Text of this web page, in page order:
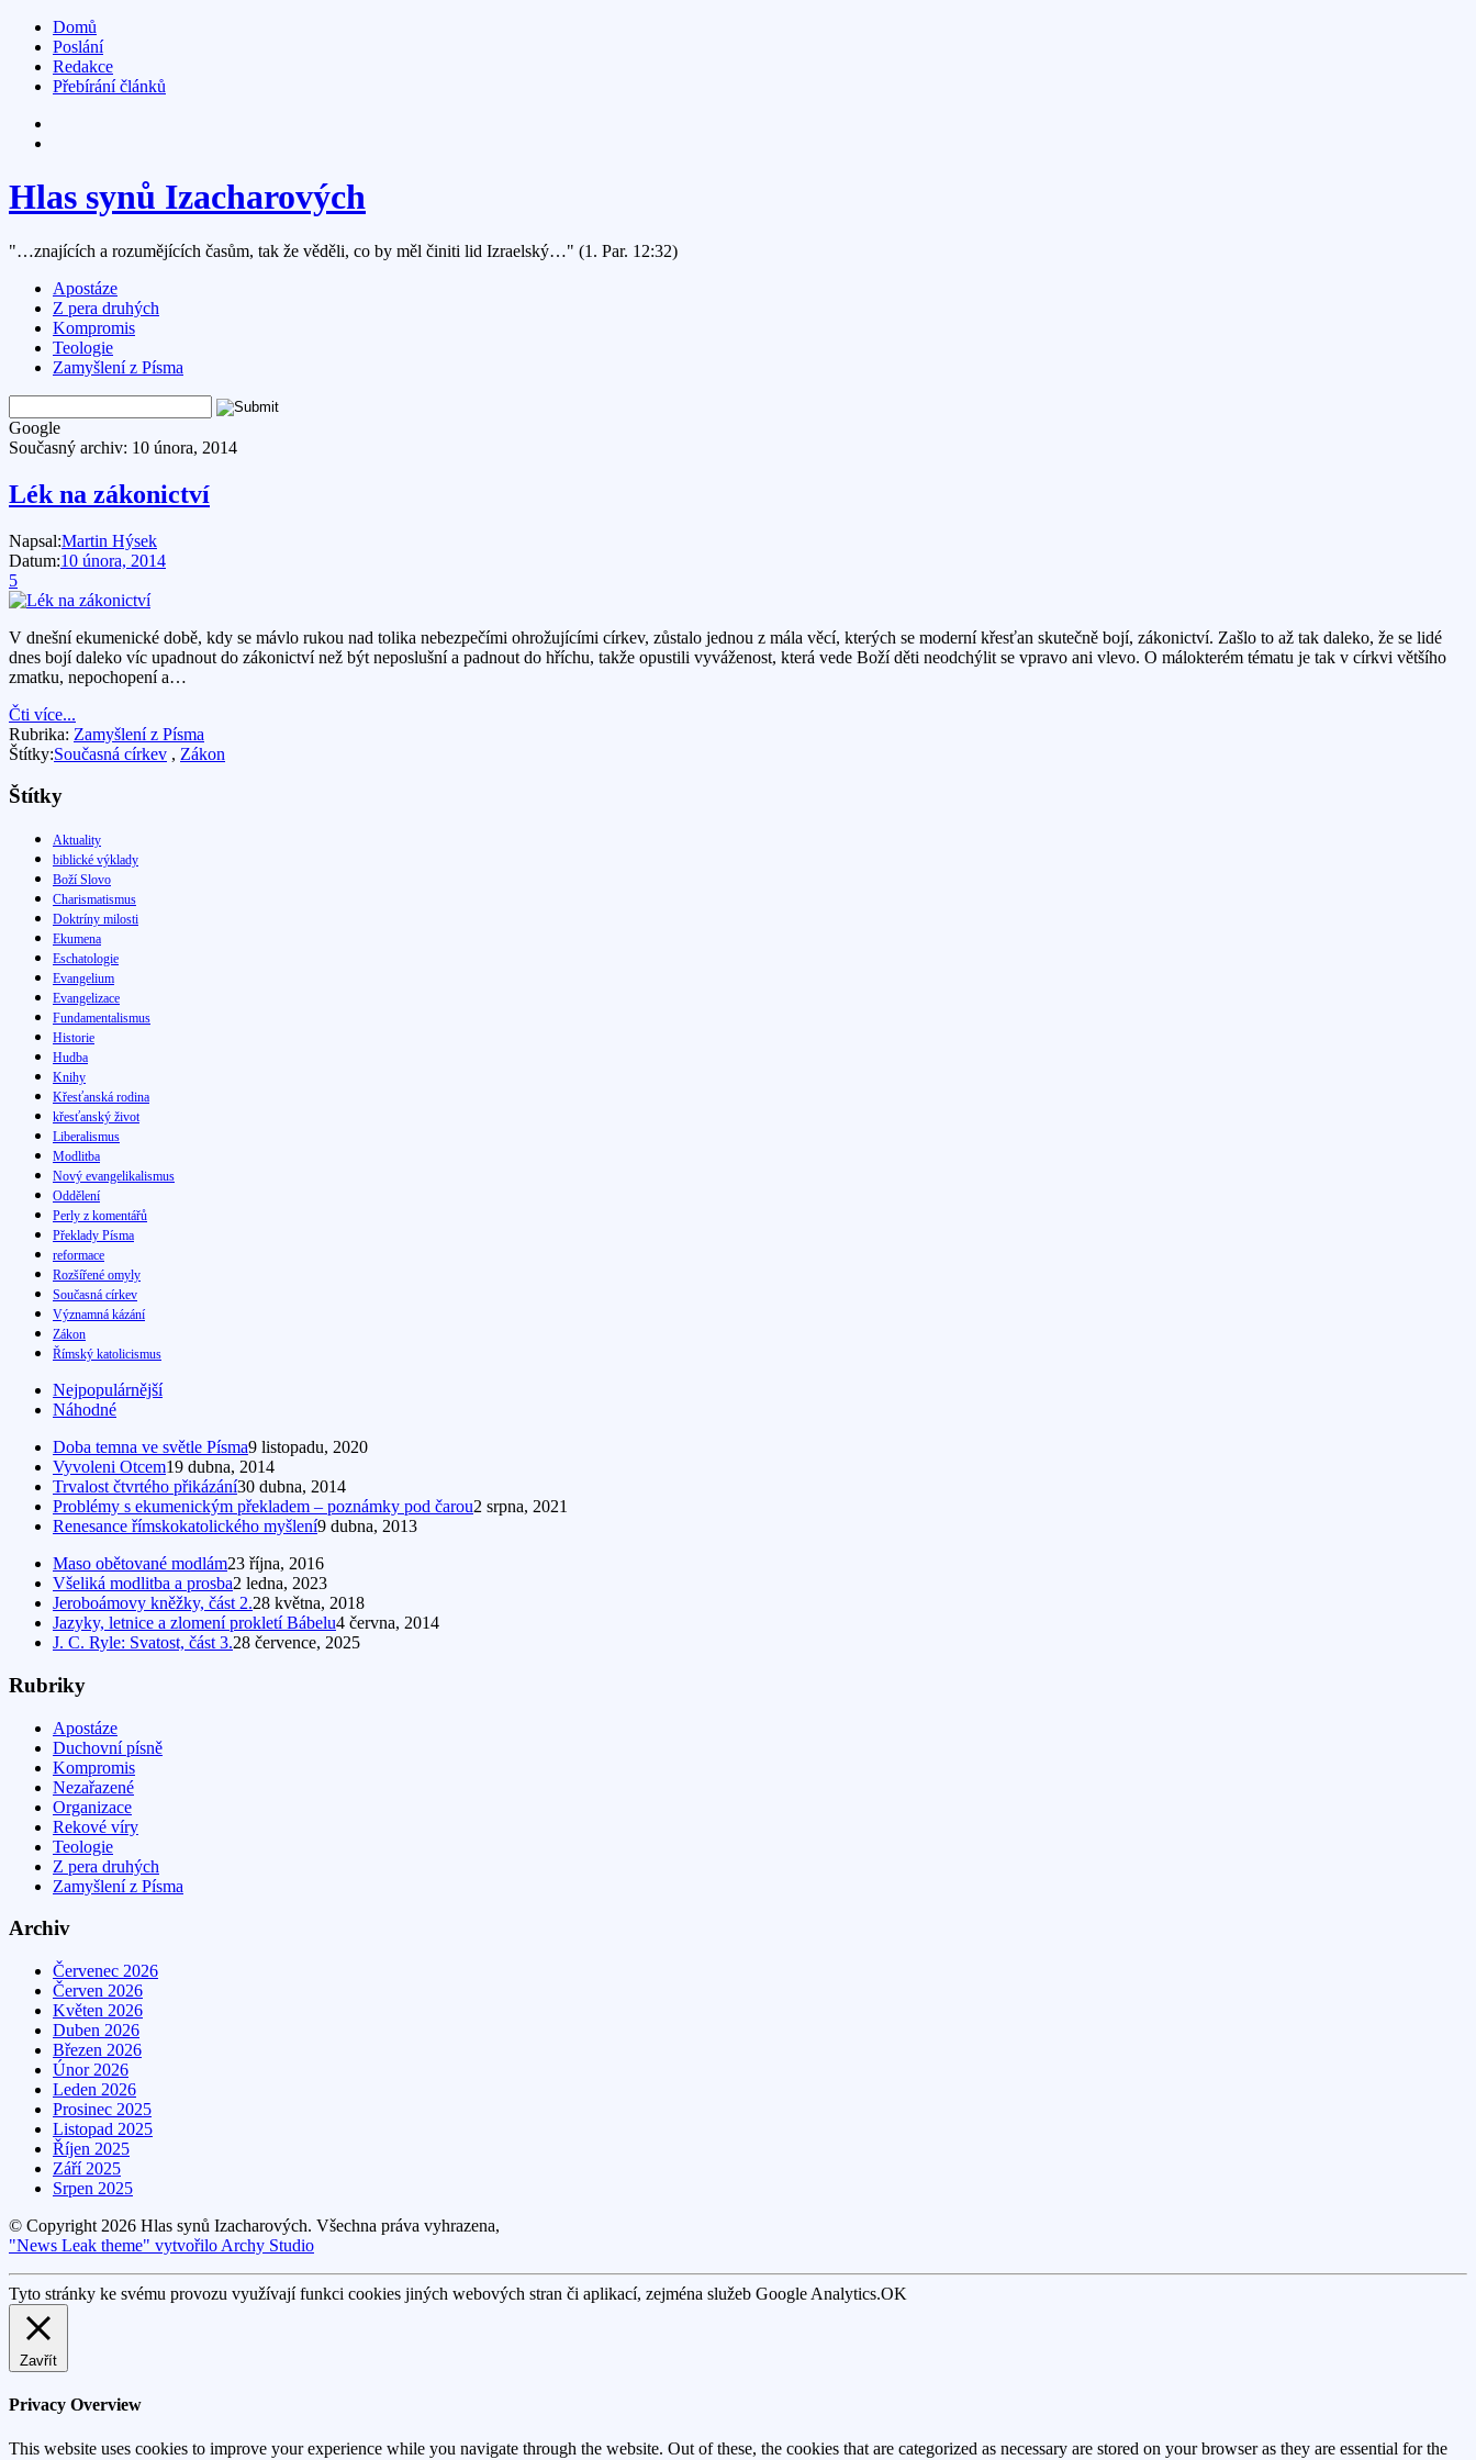
Domů
Poslání
Redakce
Přebírání článků
Hlas synů Izacharových
"…znajících a rozumějících časům, tak že věděli, co by měl činiti lid Izraelský…" (1. Par. 12:32)
Apostáze
Z pera druhých
Kompromis
Teologie
Zamyšlení z Písma
Google
Současný archiv: 10 února, 2014
Lék na zákonictví
Napsal:Martin Hýsek
Datum:10 února, 2014
5
V dnešní ekumenické době, kdy se mávlo rukou nad tolika nebezpečími ohrožujícími církev, zůstalo jednou z mála věcí, kterých se moderní křesťan skutečně bojí, zákonictví. Zašlo to až tak daleko, že se lidé
dnes bojí daleko víc upadnout do zákonictví než být neposlušní a padnout do hříchu, takže opustili vyváženost, která vede Boží děti neodchýlit se vpravo ani vlevo. O málokterém tématu je tak v církvi většího
zmatku, nepochopení a…
Čti více...
Rubrika: Zamyšlení z Písma
Štítky:Současná církev , Zákon
Štítky
Aktuality
biblické výklady
Boží Slovo
Charismatismus
Doktríny milosti
Ekumena
Eschatologie
Evangelium
Evangelizace
Fundamentalismus
Historie
Hudba
Knihy
Křesťanská rodina
křesťanský život
Liberalismus
Modlitba
Nový evangelikalismus
Oddělení
Perly z komentářů
Překlady Písma
reformace
Rozšířené omyly
Současná církev
Významná kázání
Zákon
Římský katolicismus
Nejpopulárnější
Náhodné
Doba temna ve světle Písma9 listopadu, 2020
Vyvoleni Otcem19 dubna, 2014
Trvalost čtvrtého přikázání30 dubna, 2014
Problémy s ekumenickým překladem – poznámky pod čarou2 srpna, 2021
Renesance římskokatolického myšlení9 dubna, 2013
Maso obětované modlám23 října, 2016
Všeliká modlitba a prosba2 ledna, 2023
Jeroboámovy kněžky, část 2.28 května, 2018
Jazyky, letnice a zlomení prokletí Bábelu4 června, 2014
J. C. Ryle: Svatost, část 3.28 července, 2025
Rubriky
Apostáze
Duchovní písně
Kompromis
Nezařazené
Organizace
Rekové víry
Teologie
Z pera druhých
Zamyšlení z Písma
Archiv
Červenec 2026
Červen 2026
Květen 2026
Duben 2026
Březen 2026
Únor 2026
Leden 2026
Prosinec 2025
Listopad 2025
Říjen 2025
Září 2025
Srpen 2025
© Copyright 2026 Hlas synů Izacharových. Všechna práva vyhrazena,
"News Leak theme" vytvořilo Archy Studio
Tyto stránky ke svému provozu využívají funkci cookies jiných webových stran či aplikací, zejména služeb Google Analytics.OK
Zavřít
Privacy Overview
This website uses cookies to improve your experience while you navigate through the website. Out of these, the cookies that are categorized as necessary are stored on your browser as they are essential for the